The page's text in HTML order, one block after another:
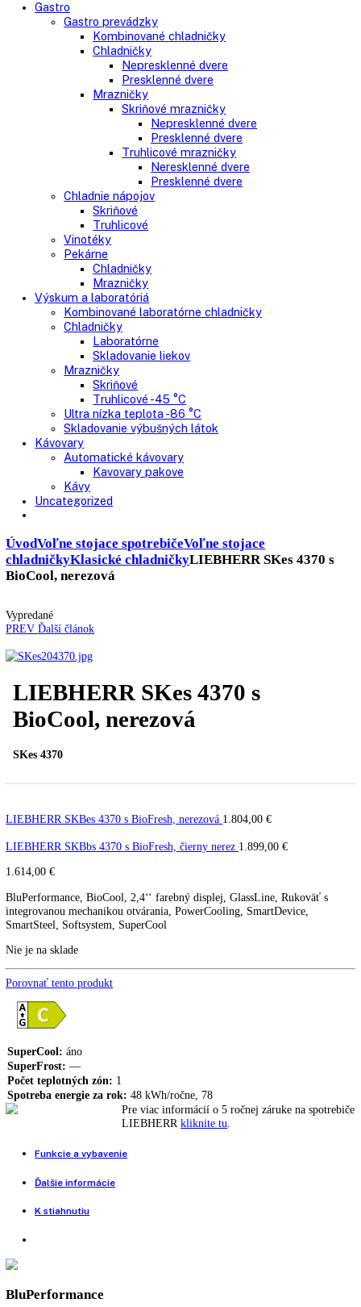
Klasické chladničky
Stolové chladničky
Americké chladničky
Chladnička na víno
Humidory
Gastro prevádzky
Kombinované chladničky
Chladničky
Nepresklenné dvere
Presklenné dvere
Mrazničky
Skriňové mrazničky
Truhlicové mrazničky
Chladnie nápojov
Skriňové
Truhlicové
Vinotéky
Pekárne
Chladničky
Mrazničky
Výskum a laboratóriá
Kombinované laboratórne chladničky
Chladničky
Laboratórne
Mrazničky
Truhlicové -45 °C
Ultra nízka teplota -86 °C
Skladovanie výbušných látok
Kávy
Uncategorized
ÚvodVoľne stojace spotrebičeVoľne stojace
chladničkyKlasické chladničky
BioCool, nerezová
LIEBHERR SKes 4370 s
BioCool, nerezová
SKes 4370
LIEBHERR SKBes 4370 s BioFresh, nerezová
1.614,00€
BluPerformance, BioCool, 2,4‘‘ farebný displej, GlassLine, Rukoväť
integrovanou mechanikou otvárania, PowerCooling, SmartDevice,
SmartSteel, Softsystem, SuperCool
Nie je na sklade
Porovnať tento produkt
SuperCool:
Počet teplotných zón: